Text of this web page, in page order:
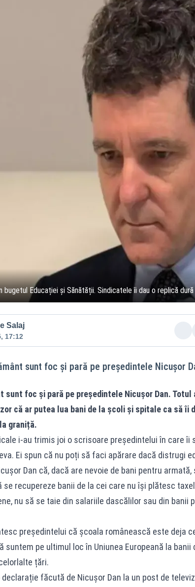
Educației și Sănătății. Sindicatele îi dau o replică dură
Salaj
17:12
sunt foc și pară pe președintele Nicușor
sunt foc și pară pe președintele Nicușor Dan. Totul
că ar putea lua bani de la școli și spitale ca să îi
graniță.
i-au trimis joi o scrisoare președintelui în care îi
Ei spun că nu poți să faci apărare dacă distrugi
Dan că, dacă are nevoie de bani pentru armată,
se recupereze banii de la cei care nu își plătesc
nu să se taie din salariile dascălilor sau din banii
președintelui că școala românească este deja
suntem pe ultimul loc în Uniunea Europeană la banii
țări.
făcută de Nicușor Dan la un post de